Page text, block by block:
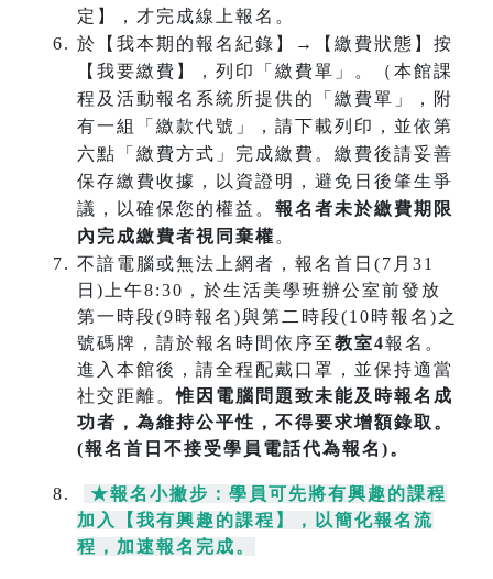
定】，才完成線上報名。
於【我本期的報名紀錄】→【繳費狀態】按
【我要繳費】，列印「繳費單」。（本館課
程及活動報名系統所提供的「繳費單」，附
有一組「繳款代號」，請下載列印，並依第
六點「繳費方式」完成繳費。繳費後請妥善
保存繳費收據，以資證明，避免日後肇生爭
議，以確保您的權益。 報名者未於繳費期限
內完成繳費者視同棄權。
不諳電腦或無法上網者，報名首日(7月31
日)上午8:30，於生活美學班辦公室前發放
第一時段(9時報名)與第二時段(10時報名)之
號碼牌，請於報名時間依序至 教室4報名。
進入本館後，請全程配戴口罩，並保持適當
社交距離。惟因電腦問題致未能及時報名成
功者，為維持公平性，不得要求增額錄取。
(報名首日不接受學員電話代為報名)。
★報名小撇步：學員可先將有興趣的課程
加入【我有興趣的課程】，以簡化報名流
程，加速報名完成。